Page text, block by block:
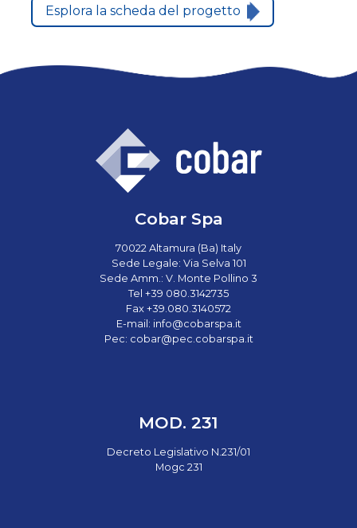
Esplora la scheda del progetto
Cobar Spa
70022 Altamura (Ba) Italy
Sede Legale: Via Selva 101
Sede Amm.: V. Monte Pollino 3
Tel +39 080.3142735
Fax +39.080.3140572
E-mail: info@cobarspa.it
Pec: cobar@pec.cobarspa.it
MOD. 231
Decreto Legislativo N.231/01
Mogc 231